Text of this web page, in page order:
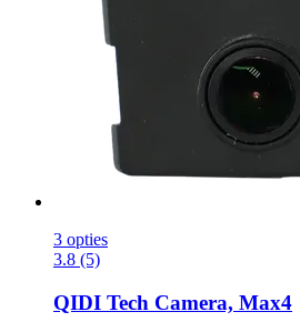
3 opties
3.8 (5)
QIDI Tech Camera, Max4